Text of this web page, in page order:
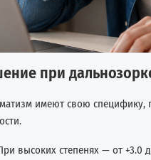
при
имеют свою специфику,
высоких степенях — от +3.0